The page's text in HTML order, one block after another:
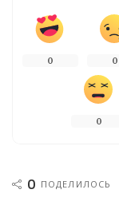
0 0
0
0 ПОДЕЛИЛОСЬ